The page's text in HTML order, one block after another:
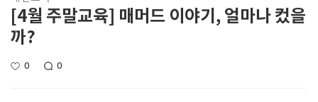
[4월 주말교육] 매머드 이야기, 얼마나 컸을
까?
0 0